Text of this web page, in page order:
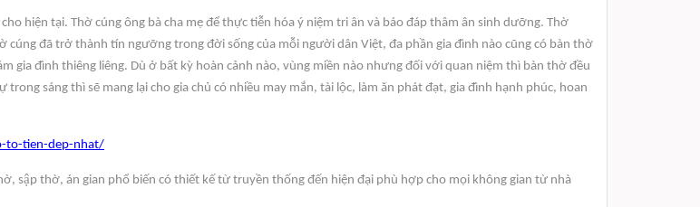
hiện tại. Thờ cúng ông bà cha mẹ để thực tiễn hóa ý niệm tri ân và báo đáp thâm ân sinh dưỡng. Thờ
cúng đã trở thành tín ngưỡng trong đời sống của mỗi người dân Việt, đa phần gia đình nào cũng có bàn thờ
gia đình thiêng liêng. Dù ở bất kỳ hoàn cảnh nào, vùng miền nào nhưng đối với quan niệm thì bàn thờ đều
sáng thì sẽ mang lại cho gia chủ có nhiều may mắn, tài lộc, làm ăn phát đạt, gia đình hạnh phúc, hoan
to-tien-dep-nhat/
sập thờ, án gian phổ biến có thiết kế từ truyền thống đến hiện đại phù hợp cho mọi không gian từ nhà